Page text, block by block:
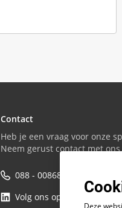
Contact
Heb je een vraag voor onze
Neem gerust contact met
088 - 0086800
Volg ons op LinkedIn
Deze